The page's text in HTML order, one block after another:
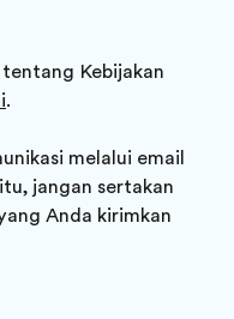
Kebijakan
.
melalui email
jangan sertakan
Anda kirimkan